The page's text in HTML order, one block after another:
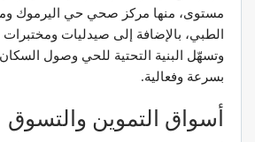
مستوى، منها مركز صحي حي اليرموك
الطبي، بالإضافة إلى صيدليات
وتسهّل البنية التحتية للحي وصول
بسرعة وفعالية.
أسواق التموين والتسوق